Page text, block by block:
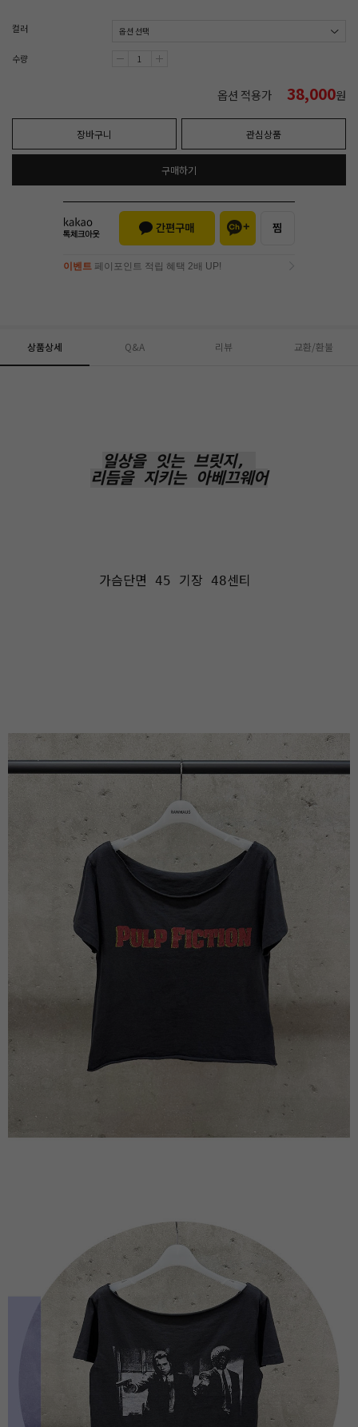
컬러
수량
옵션 적용가 38,000원
장바구니 관심상품
구매하기
이벤트 페이포인트 적립 혜택 2배 UP!
상품상세 Q&A 리뷰 교환/환불
일상을 잇는 브릿지,
리듬을 지키는 아베끄웨어
가슴단면 45 기장 48센티